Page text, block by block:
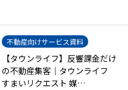
不動産向けサービス資料
【タウンライフ】反響課金だけ
の不動産集客｜タウンライフ
すまいリクエスト 媒…